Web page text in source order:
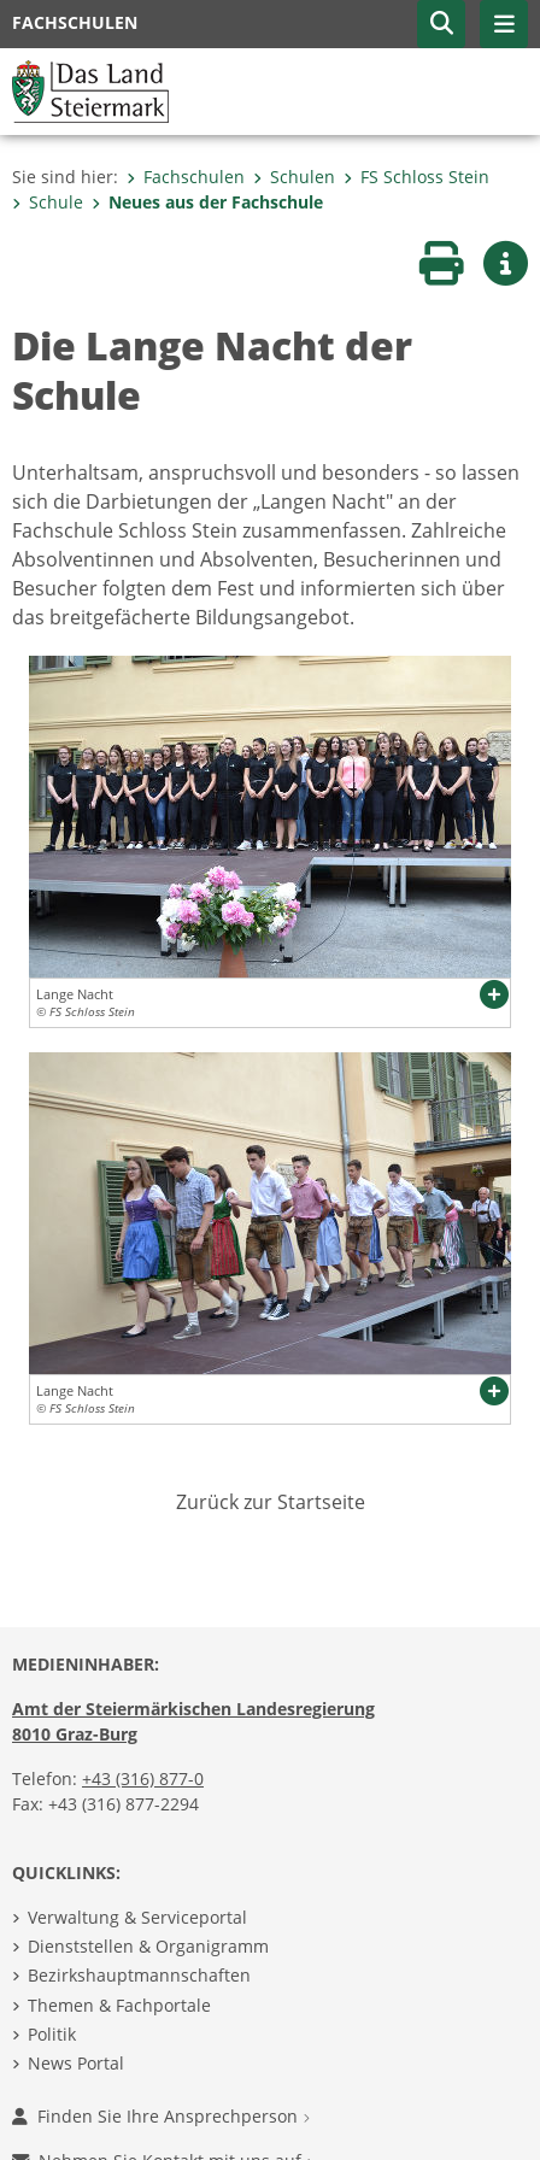
FACHSCHULEN
Sie sind hier: Fachschulen Schulen
FS Schloss Stein
Schule
Neues aus der Fachschule
Seite
Die Lange Nacht der
Schule
Unterhaltsam, anspruchsvoll und besonders - so lassen
sich die Darbietungen der „Langen Nacht" an der
Fachschule Schloss Stein zusammenfassen. Zahlreiche
Absolventinnen und Absolventen, Besucherinnen und
Besucher folgten dem Fest und informierten sich über
das breitgefächerte Bildungsangebot.
Lange Nacht
© FS Schloss Stein
Lange Nacht
© FS Schloss Stein
Zurück zur Startseite
MEDIENINHABER:
Amt der Steiermärkischen Landesregierung
8010 Graz-Burg
Telefon: +43 (316) 877-0
Fax: +43 (316) 877-2294
QUICKLINKS:
Verwaltung & Serviceportal
Dienststellen & Organigramm
Bezirkshauptmannschaften
Themen & Fachportale
Politik
News Portal
Finden Sie Ihre Ansprechperson